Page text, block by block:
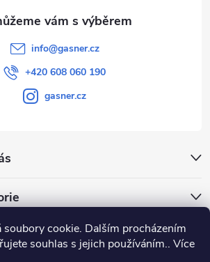
soubory cookie. Dalším procházením
souhlas s jejich používáním.. Více
info@gasner.cz
+420 608 060 190
gasner.cz
platby